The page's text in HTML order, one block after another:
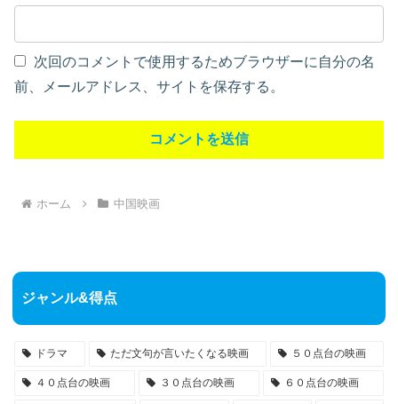
次回のコメントで使用するためブラウザーに自分の名
前、メールアドレス、サイトを保存する。
ホーム 中国映画
ジャンル&得点
ドラマ ただ文句が言いたくなる映画 ５０点台の映画
４０点台の映画 ３０点台の映画 ６０点台の映画